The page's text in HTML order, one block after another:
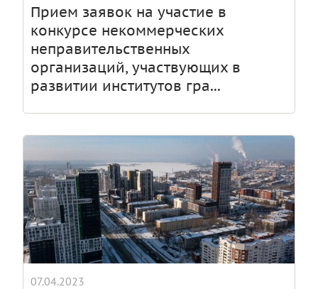
Прием заявок на участие в
конкурсе некоммерческих
неправительственных
организаций, участвующих в
развитии институтов гра...
07.04.2023